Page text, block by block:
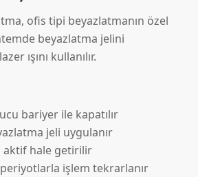
ofis tipi beyazlatmanın özel
beyazlatma jelini
ışını kullanılır.
bariyer ile kapatılır
jeli uygulanır
aktif hale getirilir
periyotlarla işlem tekrarlanır